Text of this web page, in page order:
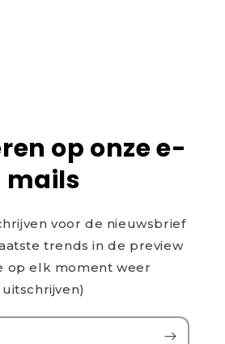
op onze e-
mails
voor de nieuwsbrief
trends in de preview
op elk moment weer
uitschrijven)